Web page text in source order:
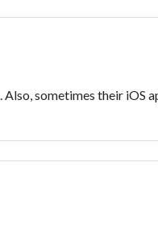
sometimes their iOS